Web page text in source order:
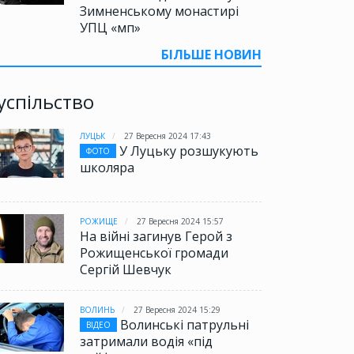
Зимненському монастирі
УПЦ «мп»
БІЛЬШЕ НОВИН
ЛУЦЬК
27 Вересня 2024 17:43
ФОТО
У Луцьку розшукують
школяра
РОЖИЩЕ 27 Вересня 2024 15:57
На війні загинув Герой з
Рожищенської громади
Сергій Шевчук
ВОЛИНЬ
27 Вересня 2024 15:29
ВІДЕО
Волинські патрульні
затримали водія «під